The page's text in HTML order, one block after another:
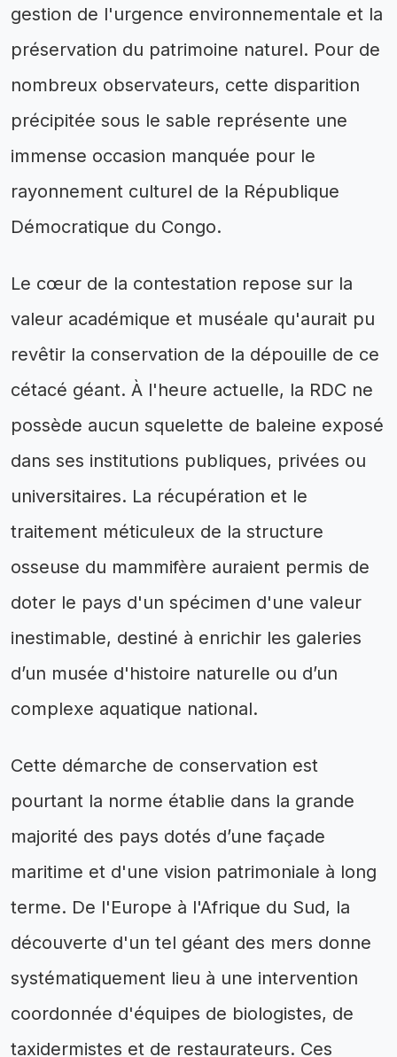
gestion de l'urgence environnementale et la
préservation du patrimoine naturel. Pour de
nombreux observateurs, cette disparition
précipitée sous le sable représente une
immense occasion manquée pour le
rayonnement culturel de la République
Démocratique du Congo.
Le cœur de la contestation repose sur la
valeur académique et muséale qu'aurait pu
revêtir la conservation de la dépouille de ce
cétacé géant. À l'heure actuelle, la RDC ne
possède aucun squelette de baleine exposé
dans ses institutions publiques, privées ou
universitaires. La récupération et le
traitement méticuleux de la structure
osseuse du mammifère auraient permis de
doter le pays d'un spécimen d'une valeur
inestimable, destiné à enrichir les galeries
d’un musée d'histoire naturelle ou d’un
complexe aquatique national.
Cette démarche de conservation est
pourtant la norme établie dans la grande
majorité des pays dotés d’une façade
maritime et d'une vision patrimoniale à long
terme. De l'Europe à l'Afrique du Sud, la
découverte d'un tel géant des mers donne
systématiquement lieu à une intervention
coordonnée d'équipes de biologistes, de
taxidermistes et de restaurateurs. Ces